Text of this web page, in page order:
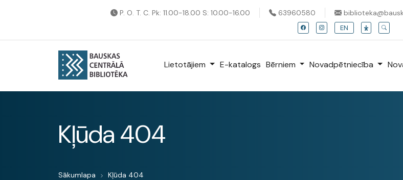
P. O. T. C. Pk: 11.00-18.00 S: 10.00-16.00 63960580
EN
Lietotājiem E-katalogs Bērniem Novadpētniecība
Kļūda 404
Sākumlapa Kļūda 404